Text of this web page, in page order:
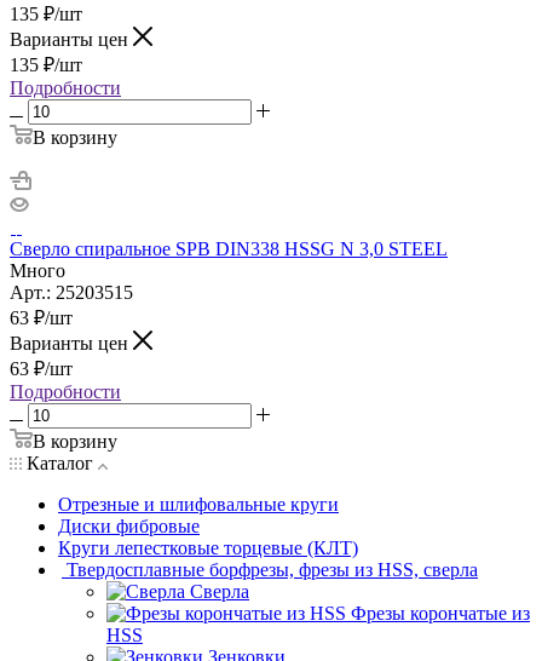
135 ₽/шт
Варианты цен
135 ₽/шт
Подробности
В корзину
Сверло спиральное SPB DIN338 HSSG N 3,0 STEEL
Много
Арт.: 25203515
63 ₽/шт
Варианты цен
63 ₽/шт
Подробности
В корзину
Каталог
Отрезные и шлифовальные круги
Диски фибровые
Круги лепестковые торцевые (КЛТ)
Твердосплавные борфрезы, фрезы из HSS, сверла
Сверла
Фрезы корончатые из
HSS
Зенковки